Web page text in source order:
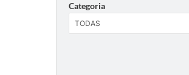
Categoria